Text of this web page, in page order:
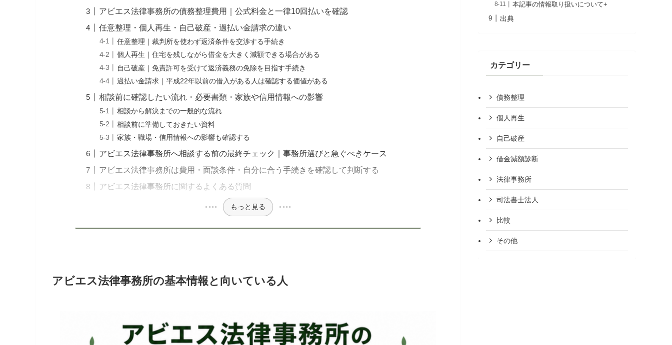
アビエス法律事務所の債務整理費用｜公式料金と一律10回払いを確認
任意整理・個人再生・自己破産・過払い金請求の違い
任意整理｜裁判所を使わず返済条件を交渉する手続き
個人再生｜住宅を残しながら借金を大きく減額できる場合がある
自己破産｜免責許可を受けて返済義務の免除を目指す手続き
過払い金請求｜平成22年以前の借入がある人は確認する価値がある
相談前に確認したい流れ・必要書類・家族や信用情報への影響
相談から解決までの一般的な流れ
相談前に準備しておきたい資料
家族・職場・信用情報への影響も確認する
アビエス法律事務所へ相談する前の最終チェック｜事務所選びと急ぐべきケース
アビエス法律事務所は費用・面談条件・自分に合う手続きを確認して判断する
アビエス法律事務所に関するよくある質問
もっと見る
アビエス法律事務所の基本情報と向いている人
本記事の情報取り扱いについて+
出典
カテゴリー
債務整理
個人再生
自己破産
借金減額診断
法律事務所
司法書士法人
比較
その他